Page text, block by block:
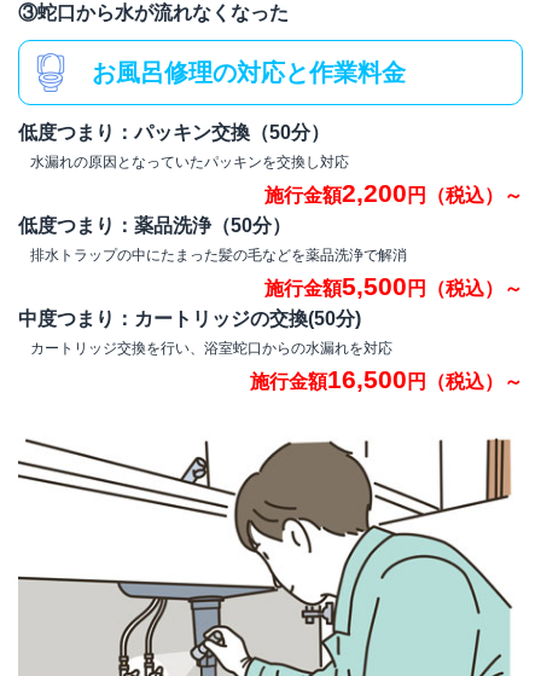
③蛇口から水が流れなくなった
お風呂修理の対応と作業料金
低度つまり：パッキン交換（50分）
水漏れの原因となっていたパッキンを交換し対応
施行金額2,200 円（税込）～
低度つまり：薬品洗浄（50分）
排水トラップの中にたまった髪の毛などを薬品洗浄で解消
施行金額5,500 円（税込）～
中度つまり：カートリッジの交換(50分)
カートリッジ交換を行い、浴室蛇口からの水漏れを対応
施行金額16,500 円（税込）～